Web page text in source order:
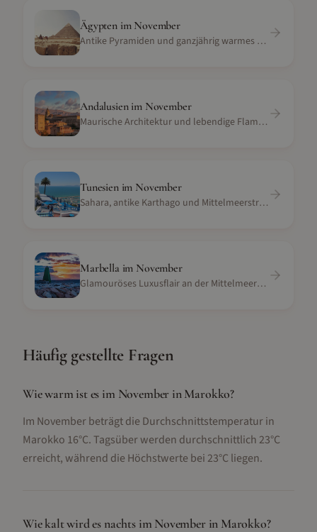
Ägyptenim November
Antike Pyramiden und ganzjährig warmes Wüstenklima
Andalusienim November
Maurische Architektur und lebendige Flamenco-Kultur
Tunesienim November
Sahara, antike Karthago und Mittelmeerstrände
Marbella im November
Glamouröses Luxusflair an der Mittelmeerküste
Häufig gestellte Fragen
Wie warm ist es im November in Marokko?
Im November beträgt die Durchschnittstemperatur in
Marokko 16°C. Tagsüber werden durchschnittlich 23°C
erreicht, während die Höchstwerte bei 23°C liegen.
Wie kalt wird es nachts im November in Marokko?